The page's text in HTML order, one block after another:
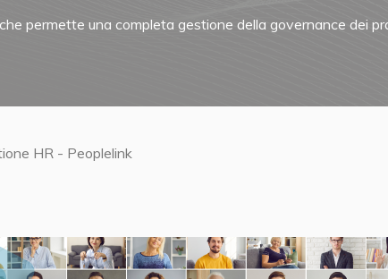
permette una completa gestione della governance dei
HR - Peoplelink